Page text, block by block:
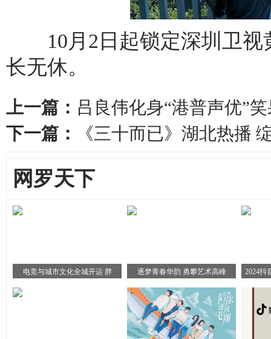
10月2日起锁定深圳卫视
长无休。
上一篇： 吕良伟化身“港普声优”
下一篇：
《三十而已》湖北热播
网罗天下
电竞与城市文化全城开运 胖 逐梦青春华韵 勇攀艺术高峰 2024抖